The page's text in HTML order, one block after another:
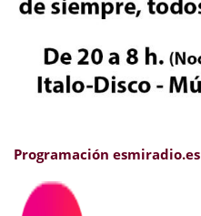
Programación esmiradio.es